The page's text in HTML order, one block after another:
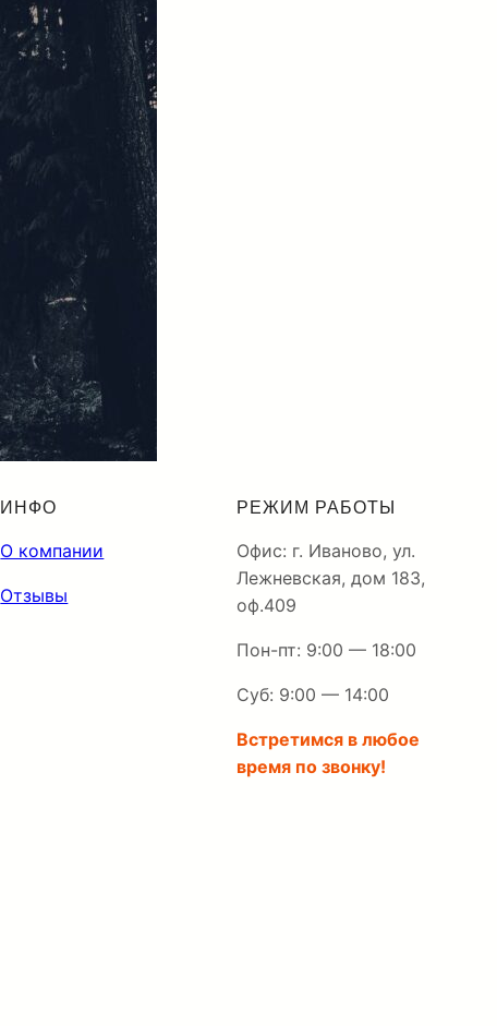
ИНФО
О компании
Отзывы
РЕЖИМ РАБОТЫ
Офис: г. Иваново, ул.
Лежневская, дом 183,
оф.409
Пон-пт: 9:00 — 18:00
Суб: 9:00 — 14:00
Встретимся в любое
время по звонку!